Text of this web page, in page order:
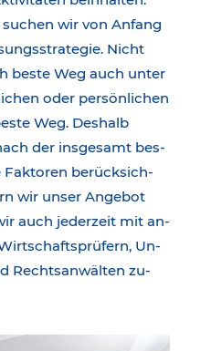
wir von An­fang
Nicht
beste Weg auch unter
oder per­sön­li­chen
Weg. Des­halb
der ins­ge­samt bes­
Fak­to­ren be­rück­sich­
wir unser An­ge­bot
auch je­der­zeit mit an­
Un­
Rechts­an­wäl­ten zu­